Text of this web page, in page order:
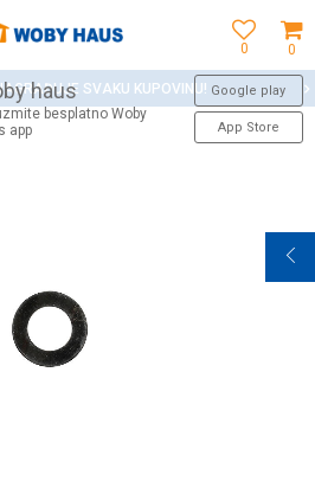
0
0
haus
besplatno Woby
app
Google play
App Store
SVAKU KUPOVINU!